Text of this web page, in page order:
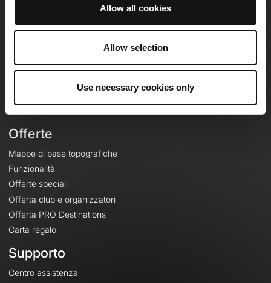
Allow all cookies
Allow selection
Use necessary cookies only
OpenRunner
Lavora con noi
Offerte
Mappe di base topografiche
Funzionalità
Offerte speciali
Offerta club e organizzatori
Offerta PRO Destinations
Carta regalo
Supporto
Centro assistenza